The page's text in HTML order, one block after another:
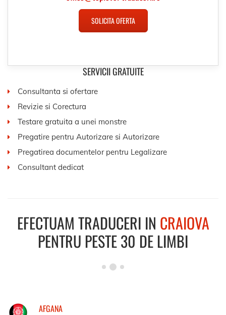
SOLICITA OFERTA
SERVICII GRATUITE
Consultanta si ofertare
Revizie si Corectura
Testare gratuita a unei monstre
Pregatire pentru Autorizare si Autorizare
Pregatirea documentelor pentru Legalizare
Consultant dedicat
EFECTUAM TRADUCERI IN CRAIOVA
PENTRU PESTE 30 DE LIMBI
AFGANA